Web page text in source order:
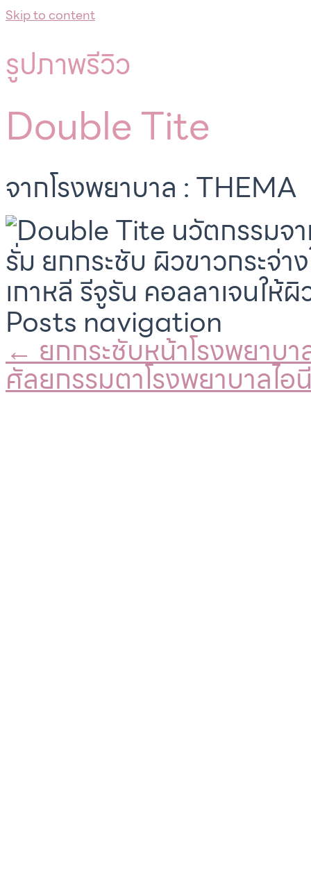
Skip to content
รูปภาพรีวิว
Double Tite
จากโรงพยาบาล : THEMA
Posts navigation
← ยกกระชับหน้าโรงพยาบา
ศัลยกรรมตาโรงพยาบาลไ